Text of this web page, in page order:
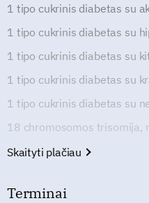
1 tipo cukrinis diabetas su
1 tipo cukrinis diabetas su
1 tipo cukrinis diabetas su
1 tipo cukrinis diabetas su
1 tipo cukrinis diabetas su
18 chromosomos trisomija,
Skaityti plačiau
Terminai